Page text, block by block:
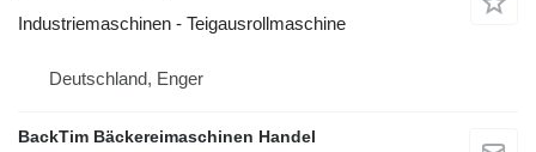
Industriemaschinen - Teigausrollmaschine
Deutschland, Enger
BackTim Bäckereimaschinen Handel